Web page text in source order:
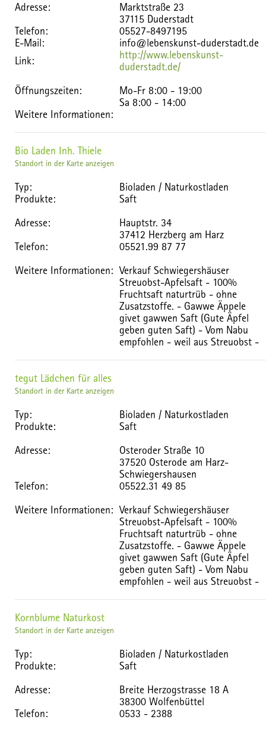
Adresse:
Marktstraße 23
37115 Duderstadt
Telefon:
05527-8497195
E-Mail:
info@lebenskunst-duderstadt.de
Link:
http://www.lebenskunst-
duderstadt.de/
Öffnungszeiten:
Mo-Fr 8:00 - 19:00
Sa 8:00 - 14:00
Weitere Informationen:
Bio Laden Inh. Thiele
Standort in der Karte anzeigen
Typ:
Bioladen / Naturkostladen
Produkte:
Saft
Adresse:
Hauptstr. 34
37412 Herzberg am Harz
Telefon:
05521.99 87 77
Weitere Informationen: Verkauf Schwiegershäuser
Streuobst-Apfelsaft - 100%
Fruchtsaft naturtrüb - ohne
Zusatzstoffe. - Gawwe Äppele
givet gawwen Saft (Gute Äpfel
geben guten Saft) - Vom Nabu
empfohlen - weil aus Streuobst -
tegut Lädchen für alles
Standort in der Karte anzeigen
Typ:
Bioladen / Naturkostladen
Produkte:
Saft
Adresse:
Osteroder Straße 10
37520 Osterode am Harz-
Schwiegershausen
Telefon:
05522.31 49 85
Weitere Informationen: Verkauf Schwiegershäuser
Streuobst-Apfelsaft - 100%
Fruchtsaft naturtrüb - ohne
Zusatzstoffe. - Gawwe Äppele
givet gawwen Saft (Gute Äpfel
geben guten Saft) - Vom Nabu
empfohlen - weil aus Streuobst -
Kornblume Naturkost
Standort in der Karte anzeigen
Typ:
Bioladen / Naturkostladen
Produkte:
Saft
Adresse:
Breite Herzogstrasse 18 A
38300 Wolfenbüttel
Telefon:
0533 - 2388